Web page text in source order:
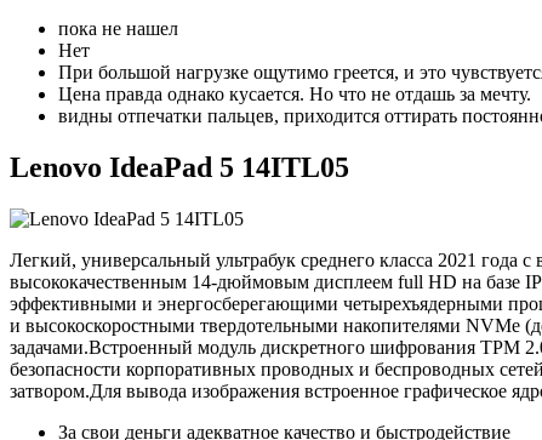
пока не нашел
Нет
При большой нагрузке ощутимо греется, и это
Цена правда однако кусается. Но что не отдашь за мечту.
видны отпечатки пальцев, приходится оттирать
Lenovo IdeaPad 5 14ITL05
Легкий, универсальный ультрабук среднего класса 2021
высококачественным 14-дюймовым дисплеем full HD на базе
эффективными и энергосберегающими четырехъядерными
и высокоскоростными твердотельными накопителями NVMe
задачами.Встроенный модуль дискретного шифрования TPM
безопасности корпоративных проводных и беспроводных
затвором.Для вывода изображения встроенное графическое
За свои деньги адекватное качество и быстродействие